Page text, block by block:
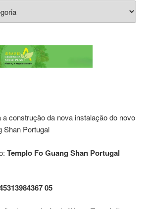
a construção da nova instalação do novo
Shan Portugal
Templo Fo Guang Shan Portugal
05